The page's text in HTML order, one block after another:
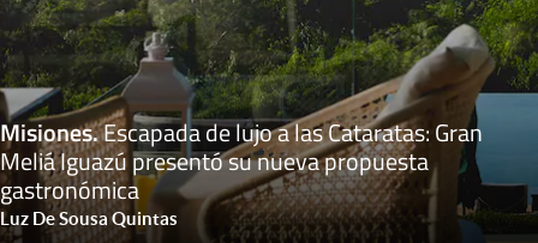
Misiones.Escapada de lujo a las Cataratas: Gran
Meliá Iguazú presentó su nueva propuesta
gastronómica
Luz De Sousa Quintas